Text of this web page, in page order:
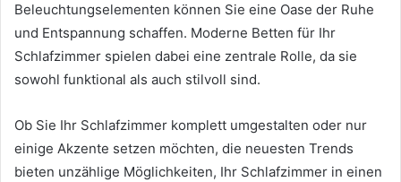
Beleuchtungselementen können Sie eine Oase der Ruhe
und Entspannung schaffen. Moderne Betten für Ihr
Schlafzimmer spielen dabei eine zentrale Rolle, da sie
sowohl funktional als auch stilvoll sind.
Ob Sie Ihr Schlafzimmer komplett umgestalten oder nur
einige Akzente setzen möchten, die neuesten Trends
bieten unzählige Möglichkeiten, Ihr Schlafzimmer in einen